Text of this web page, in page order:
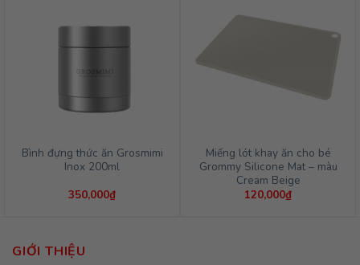
Bình đựng thức ăn Grosmimi
Inox 200ml
350,000₫
Miếng lót khay ăn cho bé
Grommy Silicone Mat – màu
Cream Beige
120,000₫
GIỚI THIỆU